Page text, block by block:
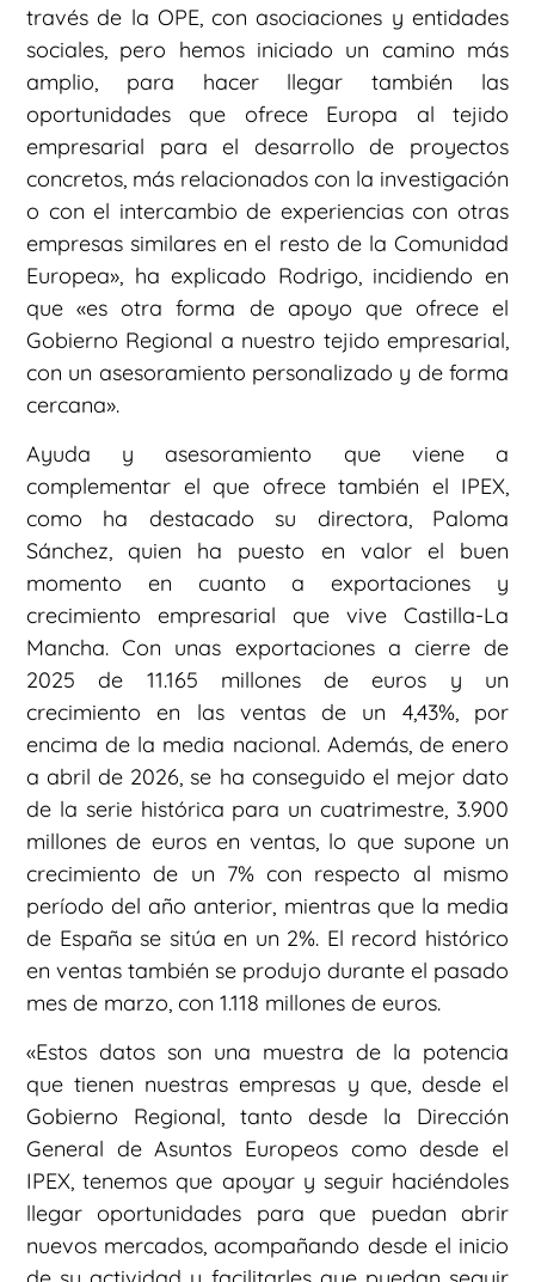
través de la OPE, con asociaciones y entidades
sociales, pero hemos iniciado un camino más
amplio, para hacer llegar también las
oportunidades que ofrece Europa al tejido
empresarial para el desarrollo de proyectos
concretos, más relacionados con la investigación
o con el intercambio de experiencias con otras
empresas similares en el resto de la Comunidad
Europea», ha explicado Rodrigo, incidiendo en
que «es otra forma de apoyo que ofrece el
Gobierno Regional a nuestro tejido empresarial,
con un asesoramiento personalizado y de forma
cercana».
Ayuda y asesoramiento que viene a
complementar el que ofrece también el IPEX,
como ha destacado su directora, Paloma
Sánchez, quien ha puesto en valor el buen
momento en cuanto a exportaciones y
crecimiento empresarial que vive Castilla-La
Mancha. Con unas exportaciones a cierre de
2025 de 11.165 millones de euros y un
crecimiento en las ventas de un 4,43%, por
encima de la media nacional. Además, de enero
a abril de 2026, se ha conseguido el mejor dato
de la serie histórica para un cuatrimestre, 3.900
millones de euros en ventas, lo que supone un
crecimiento de un 7% con respecto al mismo
período del año anterior, mientras que la media
de España se sitúa en un 2%. El record histórico
en ventas también se produjo durante el pasado
mes de marzo, con 1.118 millones de euros.
«Estos datos son una muestra de la potencia
que tienen nuestras empresas y que, desde el
Gobierno Regional, tanto desde la Dirección
General de Asuntos Europeos como desde el
IPEX, tenemos que apoyar y seguir haciéndoles
llegar oportunidades para que puedan abrir
nuevos mercados, acompañando desde el inicio